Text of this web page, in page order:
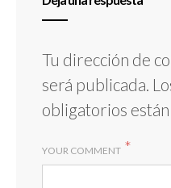
Tu dirección de
será publicada.
obligatorios
YOUR COMMENT *